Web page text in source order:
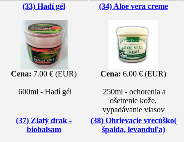
(33) Hadí gél
Cena: 7.00 € (EUR)
600ml - Hadí gél
(34) Aloe vera creme
Cena: 6.00 € (EUR)
250ml - ochorenia a
ošetrenie kože,
vypadávanie vlasov
(37) Zlatý drak -
biobalsam
(38) Ohrievacie vrecúško(
špalda, levanduľa)